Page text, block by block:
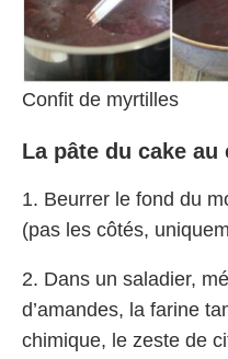
Confit de myrtilles
La pâte du cake au
1. Beurrer le fond du
(pas les côtés,
2. Dans un saladier,
d’amandes, la farine
chimique, le zeste de